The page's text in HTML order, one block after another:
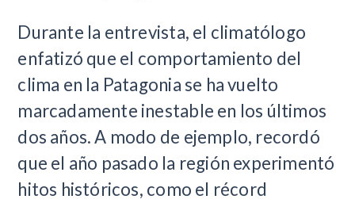
Durante la entrevista, el climatólogo
enfatizó que el comportamiento del
clima en la Patagonia se ha vuelto
marcadamente inestable en los últimos
dos años. A modo de ejemplo, recordó
que el año pasado la región experimentó
hitos históricos, como el récord